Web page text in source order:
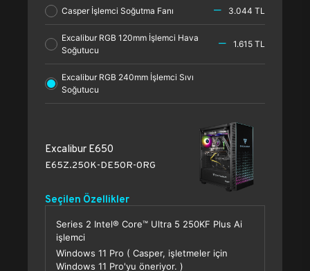
Casper İşlemci Soğutma Fanı 3.044 TL
Excalibur RGB 120mm İşlemci Hava
Soğutucu
1.615 TL
Excalibur RGB 240mm İşlemci Sıvı
Soğutucu
Excalibur E650
E65Z.250K-DE50R-0RG
Seçilen Özellikler
Series 2 Intel® Core™ Ultra 5 250KF Plus Ai
işlemci
Windows 11 Pro ( Casper, işletmeler için
Windows 11 Pro'yu öneriyor. )